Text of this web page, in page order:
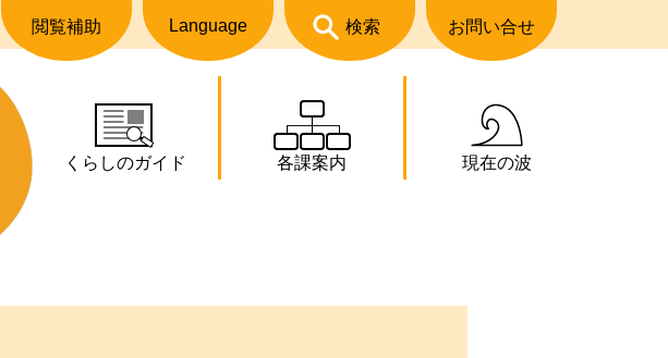
閲覧補助 Language 検索 お問い合せ
くらしのガイド 各課案内 現在の波